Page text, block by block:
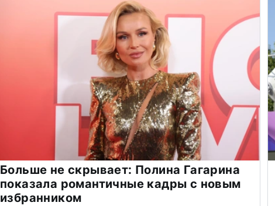
Больше не скрывает: Полина Гагарина
показала романтичные кадры с новым
избранником